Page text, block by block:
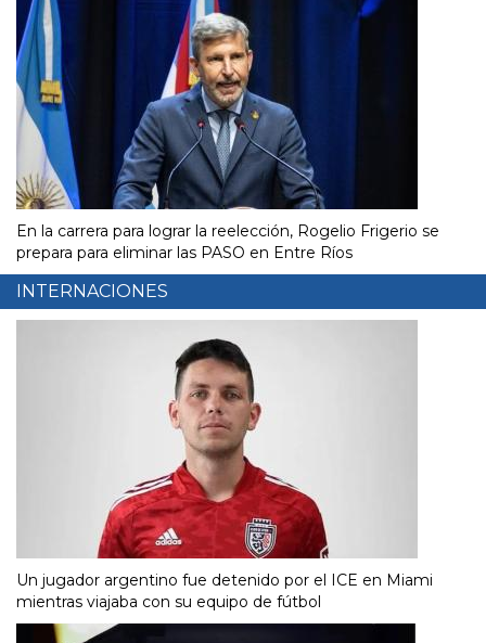
En la carrera para lograr la reelección, Rogelio Frigerio se
prepara para eliminar las PASO en Entre Ríos
INTERNACIONES
Un jugador argentino fue detenido por el ICE en Miami
mientras viajaba con su equipo de fútbol